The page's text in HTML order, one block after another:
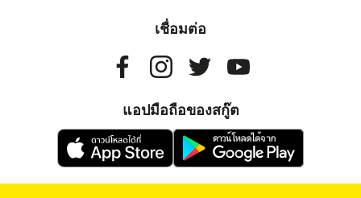
เชื่อมต่อ
แอปมือถือของสกู๊ต